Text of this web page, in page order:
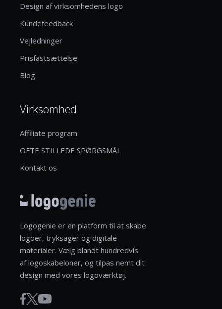
Design af virksomhedens logo
Kundefeedback
Vejledninger
Prisfastsættelse
Blog
Virksomhed
Affiliate program
OFTE STILLEDE SPØRGSMÅL
Kontakt os
Logogenie er en platform til at skabe
logoer, tryksager og digitale
materialer. Vælg blandt hundredvis
af logoskabeloner, og tilpas nemt dit
design med vores logoværktøj.